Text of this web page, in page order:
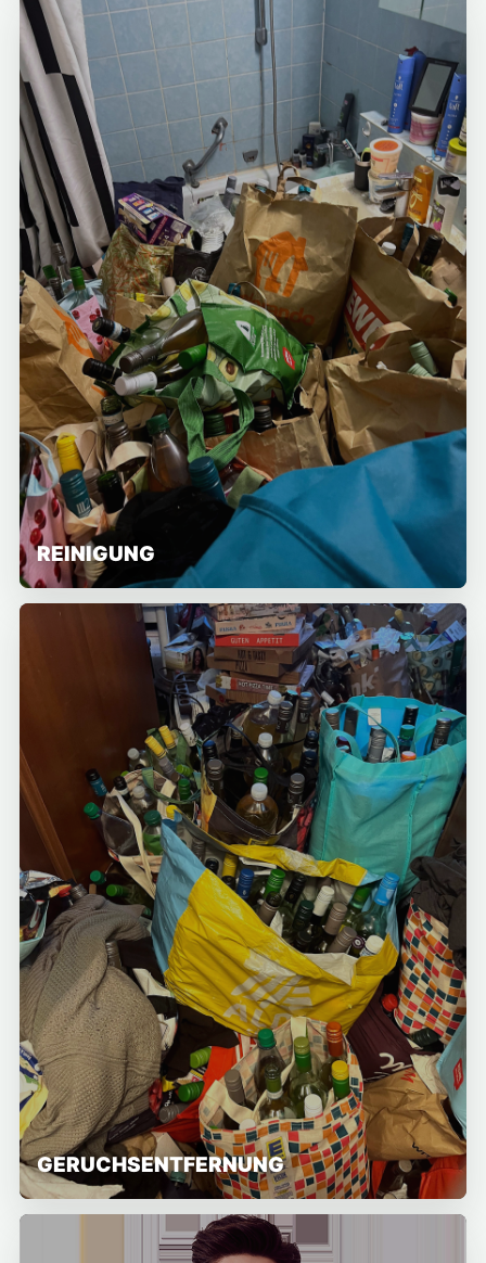
REINIGUNG
GERUCHSENTFERNUNG